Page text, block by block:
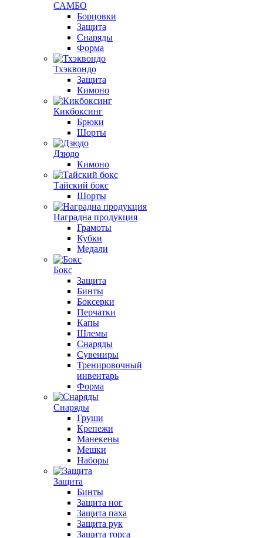
САМБО
Борцовки
Защита
Снаряды
Форма
Тхэквондо
Защита
Кимоно
Кикбоксинг
Брюки
Шорты
Дзюдо
Кимоно
Тайский бокс
Шорты
Наградна продукция
Грамоты
Кубки
Медали
Бокс
Защита
Бинты
Боксерки
Перчатки
Капы
Шлемы
Снаряды
Сувениры
Тренировочный
инвентарь
Форма
Снаряды
Груши
Крепежи
Манекены
Мешки
Наборы
Защита
Бинты
Защита ног
Защита паха
Защита рук
Защита торса